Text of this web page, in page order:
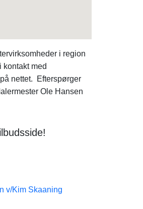
i region
med
nettet. Efterspørger
Ole Hansen
v/Kim Skaaning